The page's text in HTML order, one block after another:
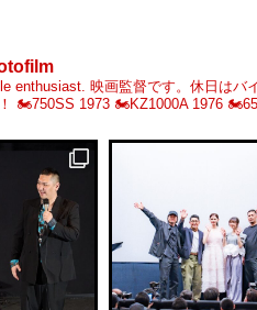
enthusiast. 映画監督です。休日はバ
🏍️750SS 1973 🏍️KZ1000A 1976